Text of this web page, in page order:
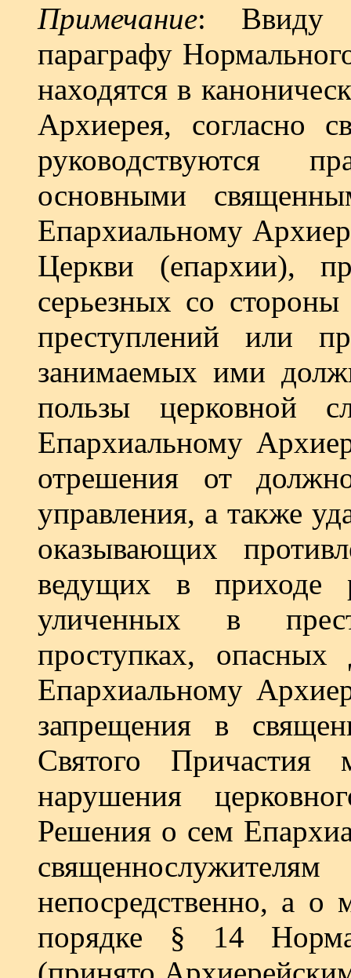
Примечание: Ввиду
параграфу
находятся в
Архиерея, согласно
руковод­ствуются
основными
Епархиальному
Церкви (епархии),
серьезных со
преступлений или
занимаемых ими
пользы цер­ковной
Епархиальному
отрешения от
управления, а также
оказывающих
ведущих в приходе
уличенных в
проступках,
Епархиальному
запрещения в
Святого Причастия
нарушения
Решения о сем
непосредственно, а о
порядке § 14